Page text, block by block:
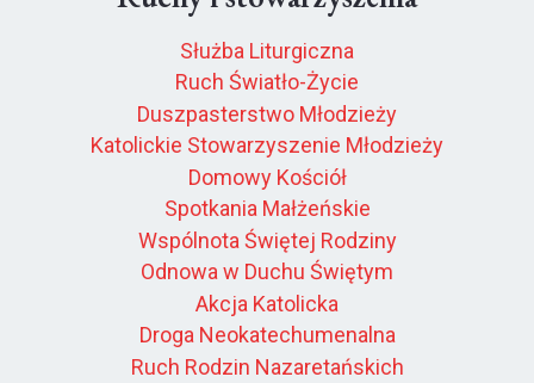
Służba Liturgiczna
Ruch Światło-Życie
Duszpasterstwo Młodzieży
Katolickie Stowarzyszenie Młodzieży
Domowy Kościół
Spotkania Małżeńskie
Wspólnota Świętej Rodziny
Odnowa w Duchu Świętym
Akcja Katolicka
Droga Neokatechumenalna
Ruch Rodzin Nazaretańskich